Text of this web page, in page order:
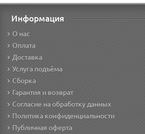
Информация
О нас
Оплата
Доставка
Услуга подъёма
Сборка
Гарантия и возврат
Согласие на обработку данных
Политика конфиденциальности
Публичная оферта